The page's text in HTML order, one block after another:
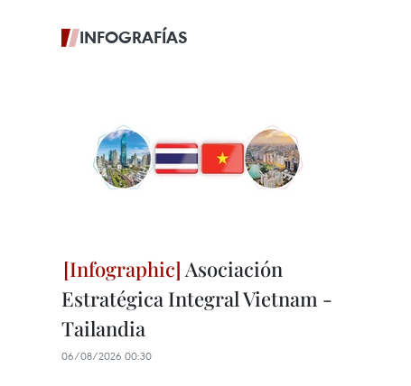
INFOGRAFÍAS
Asociación
Estratégica Integral Vietnam -
Tailandia
06/08/2026 00:30